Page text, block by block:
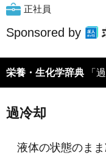
正社員
Sponsored by
栄養・生化学辞典 「
過冷却
液体の状態のまま